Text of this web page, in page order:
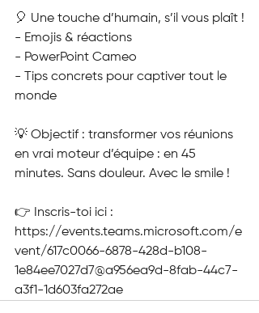
🎈 Une touche d’humain, s’il vous plaît !
- Emojis & réactions
- PowerPoint Cameo
- Tips concrets pour captiver tout le
monde
💡 Objectif : transformer vos réunions
en vrai moteur d’équipe : en 45
minutes. Sans douleur. Avec le smile !
👉 Inscris-toi ici :
https://events.teams.microsoft.com/e
vent/617c0066-6878-428d-b108-
1e84ee7027d7@a956ea9d-8fab-44c7-
a3f1-1d603fa272ae